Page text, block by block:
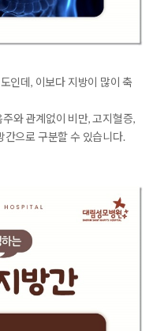
인데, 이보다 지방이 많이 축
와 관계없이 비만, 고지혈증,
간으로 구분할 수 있습니다.